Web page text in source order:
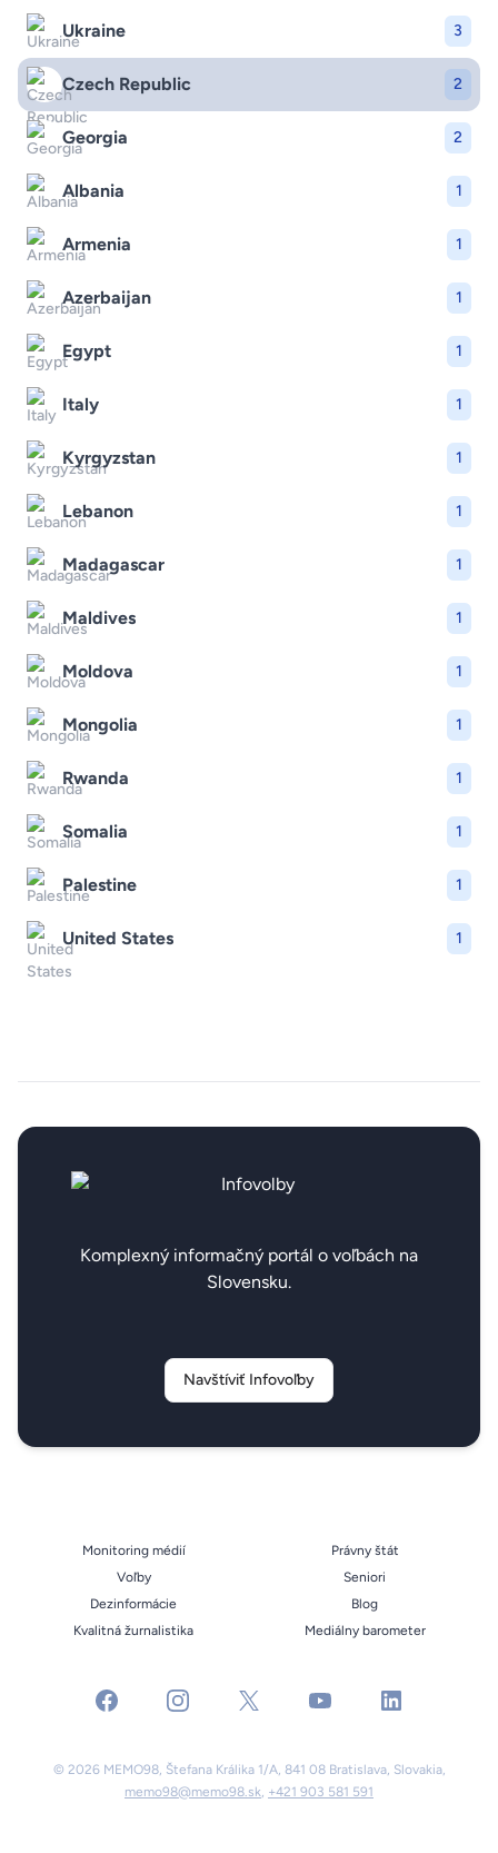
Ukraine 3
Czech Republic 2
Georgia 2
Albania 1
Armenia 1
Azerbaijan 1
Egypt 1
Italy 1
Kyrgyzstan 1
Lebanon 1
Madagascar 1
Maldives 1
Moldova 1
Mongolia 1
Rwanda 1
Somalia 1
Palestine 1
United States 1
Komplexný informačný portál o voľbách na
Slovensku.
Navštíviť Infovoľby
Monitoring médií
Voľby
Dezinformácie
Kvalitná žurnalistika
Právny štát
Seniori
Blog
Mediálny barometer
facebook instagramx youtube linkedin
© 2026 MEMO98, Štefana Králika 1/A, 841 08 Bratislava, Slovakia,
memo98@memo98.sk, +421 903 581 591